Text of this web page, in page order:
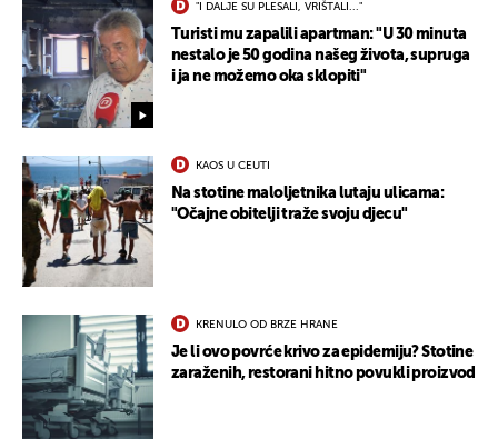
"I DALJE SU PLESALI, VRIŠTALI..."
Turisti mu zapalili apartman: "U 30 minuta
nestalo je 50 godina našeg života, supruga
i ja ne možemo oka sklopiti"
KAOS U CEUTI
Na stotine maloljetnika lutaju ulicama:
"Očajne obitelji traže svoju djecu"
KRENULO OD BRZE HRANE
Je li ovo povrće krivo za epidemiju? Stotine
zaraženih, restorani hitno povukli proizvod